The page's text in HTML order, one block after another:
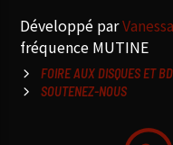
Développé par
fréquence MUTINE
FOIRE AUX DISQUES ET BD
SOUTENEZ-NOUS